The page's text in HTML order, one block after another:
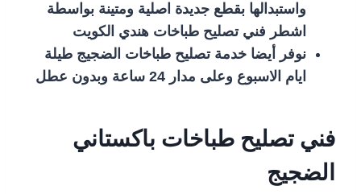
واستبدالها بقطع جديدة اصلية ومتينة بواسطة
اشطر فني تصليح طباخات هندي الكويت
نوفر أيضا خدمة تصليح طباخات الضجيج طيلة
ايام الاسبوع وعلى مدار 24 ساعة وبدون عطل
فني تصليح طباخات باكستاني
الضجيج